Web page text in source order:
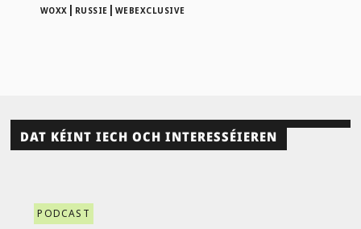
WOXX | RUSSIE | WEBEXCLUSIVE
DAT KÉINT IECH OCH INTERESSÉIEREN
PODCAST